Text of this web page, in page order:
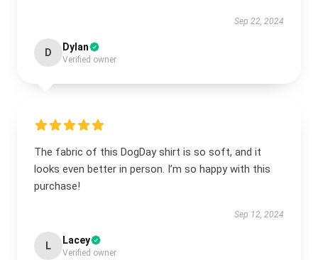
Sep 22, 2024
D Dylan
Verified owner
The fabric of this DogDay shirt is so soft, and it
looks even better in person. I’m so happy with this
purchase!
Sep 12, 2024
L Lacey
Verified owner